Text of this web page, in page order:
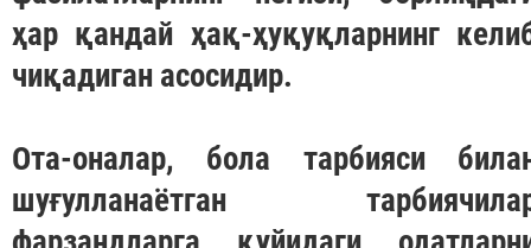
Ота-онанинг розилигини
интилиш фазилати